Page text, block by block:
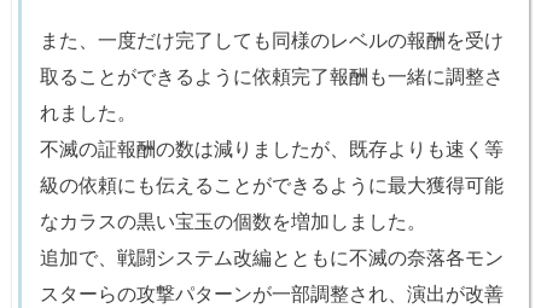
また、一度だけ完了しても同様のレベルの報酬を受け
取ることができるように依頼完了報酬も一緒に調整さ
れました。
不滅の証報酬の数は減りましたが、既存よりも速く等
級の依頼にも伝えることができるように最大獲得可能
なカラスの黒い宝玉の個数を増加しました。
追加で、戦闘システム改編とともに不滅の奈落各モン
スターらの攻撃パターンが一部調整され、演出が改善